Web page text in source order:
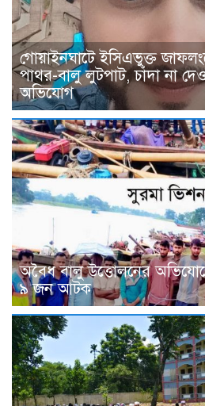
গোয়াইনঘাটে ইসিএভুক্ত
পাথর-বালু লুটপাট, চাঁদা না
অভিযোগ
অবৈধ বালু উত্তোলনের
৯ জন আটক